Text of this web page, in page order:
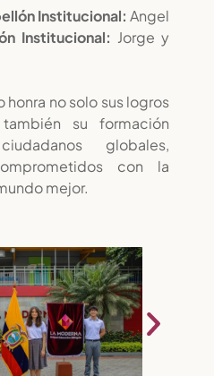
Institucional: Angel
Institucional: Jorge y
no solo sus logros
su formación
globales,
con la
mejor.